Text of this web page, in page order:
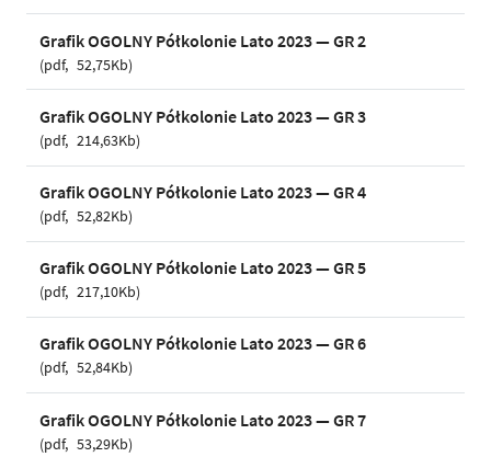
Grafik OGOLNY Półkolonie Lato 2023 — GR 2
pdf 52,75Kb
Grafik OGOLNY Półkolonie Lato 2023 — GR 3
pdf 214,63Kb
Grafik OGOLNY Półkolonie Lato 2023 — GR 4
pdf 52,82Kb
Grafik OGOLNY Półkolonie Lato 2023 — GR 5
pdf 217,10Kb
Grafik OGOLNY Półkolonie Lato 2023 — GR 6
pdf 52,84Kb
Grafik OGOLNY Półkolonie Lato 2023 — GR 7
pdf 53,29Kb